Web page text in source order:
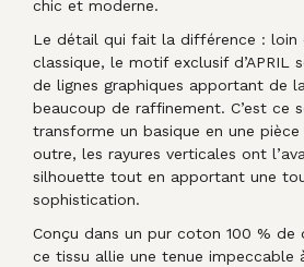
chic et moderne.
Le détail qui fait la différence : loin
classique, le motif exclusif d’APRIL
de lignes graphiques apportant de
beaucoup de raffinement. C’est ce
transforme un basique en une pièce
outre, les rayures verticales ont
silhouette tout en apportant une
sophistication.
Conçu dans un pur coton 100 % de
ce tissu allie une tenue impeccable